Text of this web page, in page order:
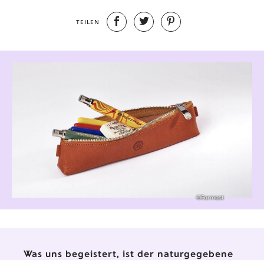
TEILEN
©Formost
Was uns begeistert, ist der naturgegebene